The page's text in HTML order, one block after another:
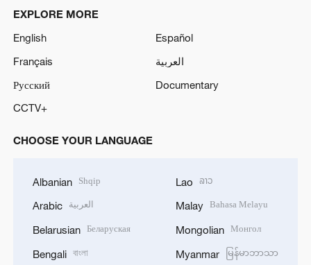
EXPLORE MORE
English
Español
Français
العربية
Русский
Documentary
CCTV+
CHOOSE YOUR LANGUAGE
Albanian Shqip
Arabic العربية
Belarusian Беларуская
Bengali বাংলা
Lao ລາວ
Malay Bahasa Melayu
Mongolian Монгол
Myanmar မြန်မာဘာသာ